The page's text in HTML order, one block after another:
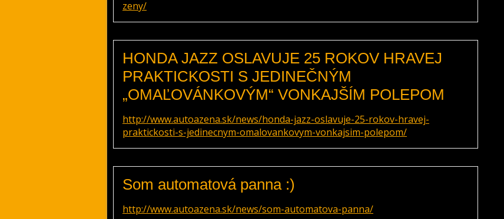
zeny/
HONDA JAZZ OSLAVUJE 25 ROKOV HRAVEJ
PRAKTICKOSTI S JEDINEČNÝM
„OMAĽOVÁNKOVÝM“ VONKAJŠÍM POLEPOM
http://www.autoazena.sk/news/honda-jazz-oslavuje-25-rokov-hravej-
praktickosti-s-jedinecnym-omalovankovym-vonkajsim-polepom/
Som automatová panna :)
http://www.autoazena.sk/news/som-automatova-panna/